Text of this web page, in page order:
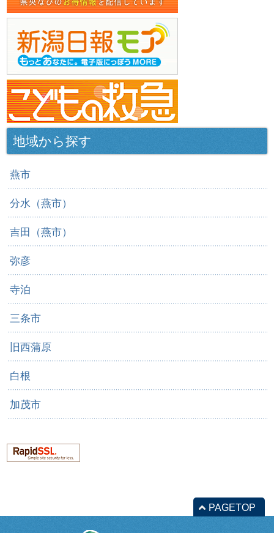
地域から探す
燕市
分水（燕市）
吉田（燕市）
弥彦
寺泊
三条市
旧西蒲原
白根
加茂市
PAGETOP